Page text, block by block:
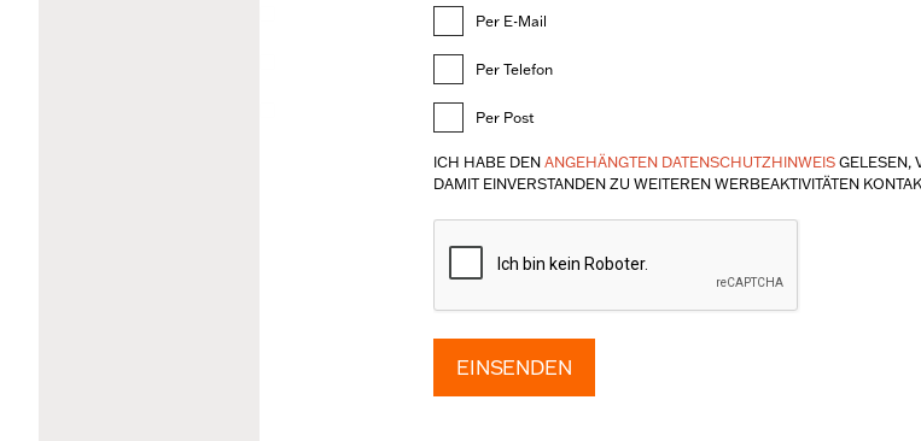
Per E-Mail
Per Telefon
Per Post
ICH HABE DENANGEHÄNGTEN DATENSCHUTZHINWEIS GELESEN,
DAMIT EINVERSTANDEN ZU WEITEREN WERBEAKTIVITÄTEN
EINSENDEN